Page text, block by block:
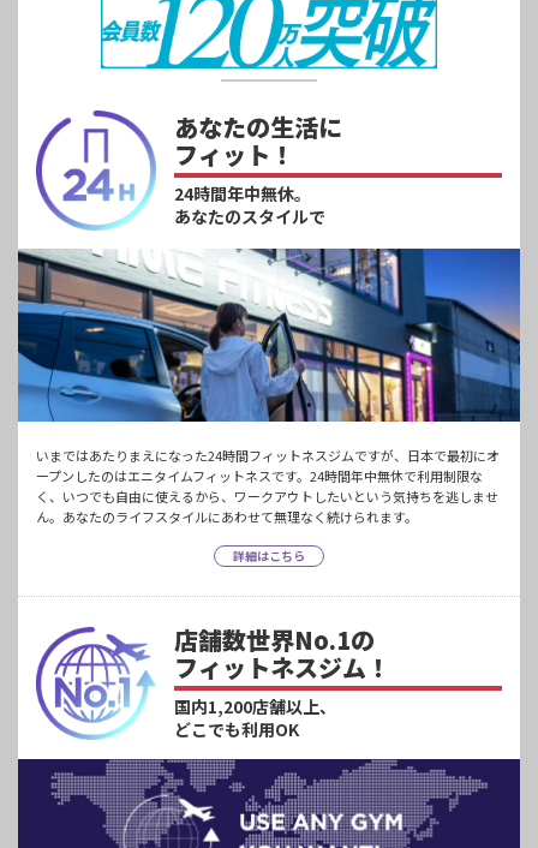
あなたの生活に
フィット！
24時間年中無休。
あなたのスタイルで
いまではあたりまえになった24時間フィットネスジムですが、日本で最初にオ
ープンしたのはエニタイムフィットネスです。24時間年中無休で利用制限な
く、いつでも自由に使えるから、ワークアウトしたいという気持ちを逃しませ
ん。あなたのライフスタイルにあわせて無理なく続けられます。
詳細はこちら
店舗数世界No.1の
フィットネスジム！
国内1,200店舗以上、
どこでも利用OK